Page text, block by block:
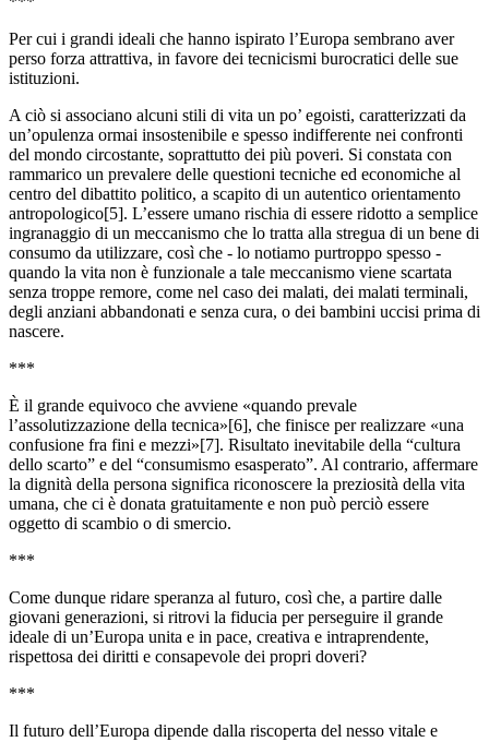
Per cui i grandi ideali che hanno ispirato l’Europa sembrano aver
perso forza attrattiva, in favore dei tecnicismi burocratici delle sue
istituzioni.
A ciò si associano alcuni stili di vita un po’ egoisti, caratterizzati da
un’opulenza ormai insostenibile e spesso indifferente nei confronti
del mondo circostante, soprattutto dei più poveri. Si constata con
rammarico un prevalere delle questioni tecniche ed economiche al
centro del dibattito politico, a scapito di un autentico orientamento
antropologico[5]. L’essere umano rischia di essere ridotto a semplice
ingranaggio di un meccanismo che lo tratta alla stregua di un bene di
consumo da utilizzare, così che - lo notiamo purtroppo spesso -
quando la vita non è funzionale a tale meccanismo viene scartata
senza troppe remore, come nel caso dei malati, dei malati terminali,
degli anziani abbandonati e senza cura, o dei bambini uccisi prima di
nascere.
***
È il grande equivoco che avviene «quando prevale
l’assolutizzazione della tecnica»[6], che finisce per realizzare «una
confusione fra fini e mezzi»[7]. Risultato inevitabile della “cultura
dello scarto” e del “consumismo esasperato”. Al contrario, affermare
la dignità della persona significa riconoscere la preziosità della vita
umana, che ci è donata gratuitamente e non può perciò essere
oggetto di scambio o di smercio.
***
Come dunque ridare speranza al futuro, così che, a partire dalle
giovani generazioni, si ritrovi la fiducia per perseguire il grande
ideale di un’Europa unita e in pace, creativa e intraprendente,
rispettosa dei diritti e consapevole dei propri doveri?
***
Il futuro dell’Europa dipende dalla riscoperta del nesso vitale e